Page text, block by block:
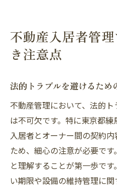
不動産入居者管
き注意点
法的トラブルを避けるため
不動産管理において、法的
は不可欠です。特に東京都練
入居者とオーナー間の契約
ため、細心の注意が必要で
と理解することが第一歩で
い期限や設備の維持管理に